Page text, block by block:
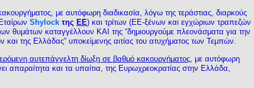
με αυτόφωρη διαδικασία, λόγω της τεράστιας, διαρκούς
Shylock της ΕΕ) και τρίτων (ΕΕ-ξένων και εγχώριων τραπεζών
θυμάτων καταγγέλλουν ΚΑΙ της “δημιουργούμε πλεονάσματα για την
της Ελλάδας” υποκείμενης αιτίας του ατυχήματος των Τεμπών.
αυτεπάγγελτη δίωξη σε βαθμό κακουργήματος, με αυτόφωρη
απαραίτητα και τα υπαίτια, της Ευρωχρεοκρατίας στην Ελλάδα,